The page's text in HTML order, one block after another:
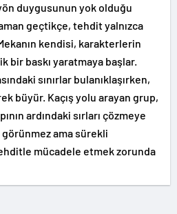
duygusunun yok olduğu
geçtikçe, tehdit yalnızca
kendisi, karakterlerin
bir baskı yaratmaya başlar.
sınırlar bulanıklaşırken,
büyür. Kaçış yolu arayan grup,
ardındaki sırları çözmeye
görünmez ama sürekli
mücadele etmek zorunda